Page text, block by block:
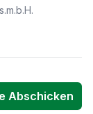
Abschicken